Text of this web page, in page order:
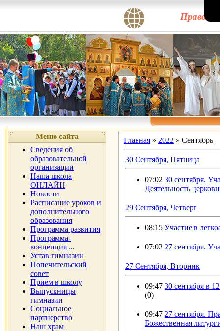
Меню сайта
Сведения об
образовательной
организации
Наша школа
ОНЛАЙН
Новости
Расписание уроков и
дополнительного
образования
Программа развития
Программа-
концепция ...
Устав гимназии
Попечительский
совет
Прием в школу
Выпускницы
гимназии
Социальное
партнерство
Наш храм
Главная » 2022 » Сентябрь
30 Сентября, Пятница
07:02 30 сентября.
Деятельность
29 Сентября, Четверг
08:15 Участие в
07:02 27 сентября.
27 Сентября, Вторник
09:47 30 сентября в
(0)
09:47 27 сентября.
Божественная